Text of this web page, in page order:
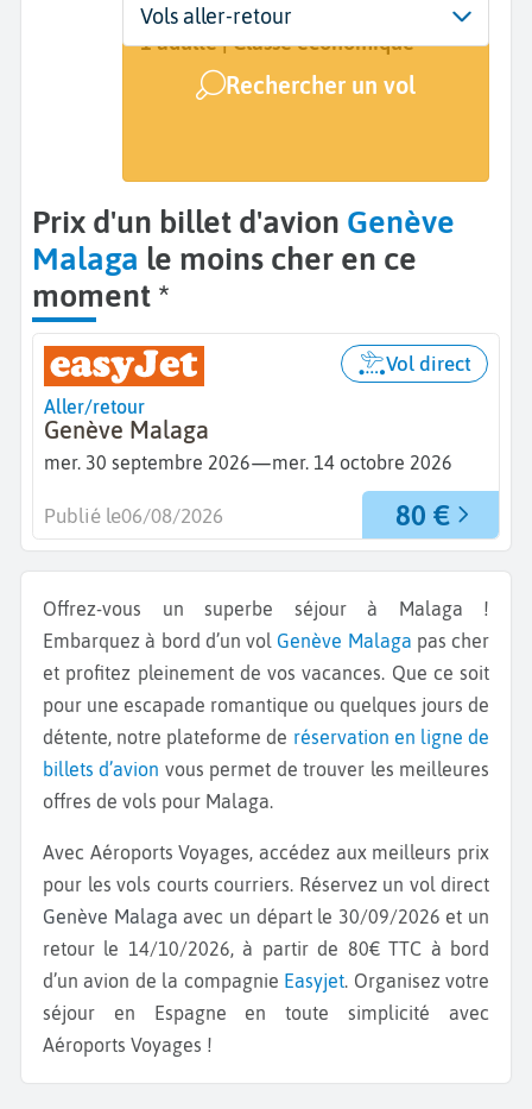
Départ
Genève (GVA)
Dates
Dates de votre voyage
Voyageurs | Classe
1 adulte | Classe économique
Rechercher un vol
Vols aller-retour
Prix d'un billet d'avion Genève
Malaga le moins cher en ce
moment *
Aller/retour
Genève Malaga
mer. 30 septembre 2026—mer. 14 octobre 2026
Vol direct
80 €
Publié le06/08/2026
Offrez-vous un superbe séjour à Malaga !
Embarquez à bord d’un vol Genève Malaga pas cher
et profitez pleinement de vos vacances. Que ce soit
pour une escapade romantique ou quelques jours de
détente, notre plateforme de réservation en ligne de
billets d’avion vous permet de trouver les meilleures
offres de vols pour Malaga.
Avec Aéroports Voyages, accédez aux meilleurs prix
pour les vols courts courriers. Réservez un vol direct
Genève Malagaavec un départ le 30/09/2026 et un
retour le 14/10/2026, à partir de 80€ TTC à bord
d’un avion de la compagnie Easyjet. Organisez votre
séjour en Espagne en toute simplicité avec
Aéroports Voyages !